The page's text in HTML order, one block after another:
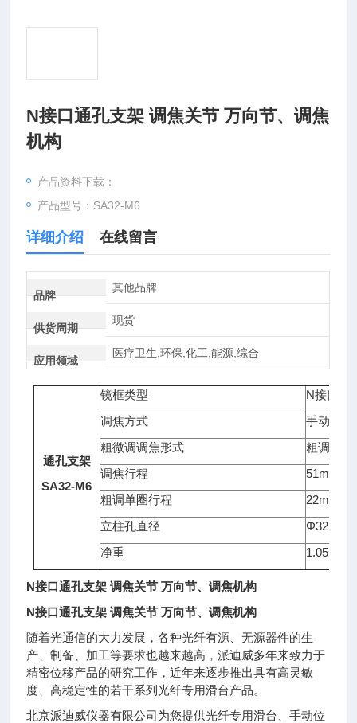
N接口通孔支架 调焦关节 万向节、调焦
机构
产品资料下载：
产品型号：SA32-M6
详细介绍 在线留言
品牌
其他品牌
供货周期
现货
应用领域
医疗卫生,环保,化工,能源,综合
通孔支架
SA32-M6
镜框类型
N接口
调焦方式
手动
粗微调调焦形式
粗调
调焦行程
51mm
粗调单圈行程
22mm
立柱孔直径
Φ32mm
净重
1.05kg
N接口通孔支架 调焦关节 万向节、调焦机构
N接口通孔支架 调焦关节 万向节、调焦机构
随着光通信的大力发展，各种光纤有源、无源器件的生
产、制备、加工等要求也越来越高，派迪威多年来致力于
精密位移产品的研究工作，近年来逐步推出具有高灵敏
度、高稳定性的若干系列光纤专用滑台产品。
北京派迪威仪器有限公司为您提供光纤专用滑台、手动位